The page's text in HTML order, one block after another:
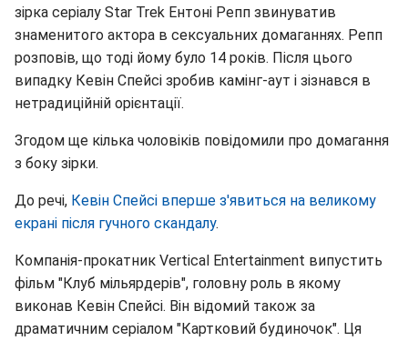
зірка серіалу Star Trek Ентоні Репп звинуватив
знаменитого актора в сексуальних домаганнях. Репп
розповів, що тоді йому було 14 років. Після цього
випадку Кевін Спейсі зробив камінг-аут і зізнався в
нетрадиційній орієнтації.
Згодом ще кілька чоловіків повідомили про домагання
з боку зірки.
До речі, Кевін Спейсі вперше з'явиться на великому
екрані після гучного скандалу.
Компанія-прокатник Vertical Entertainment випустить
фільм "Клуб мільярдерів", головну роль в якому
виконав Кевін Спейсі. Він відомий також за
драматичним серіалом "Картковий будиночок". Ця